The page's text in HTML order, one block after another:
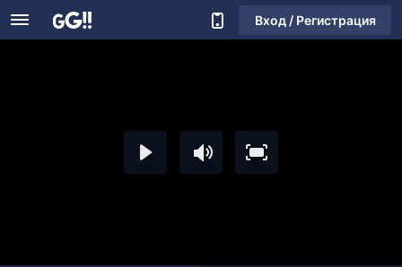
Вход / Регистрация